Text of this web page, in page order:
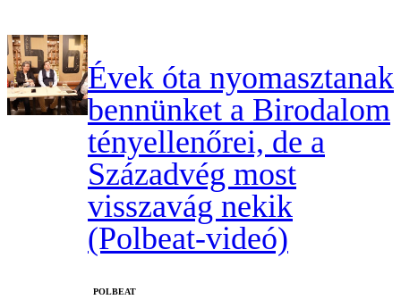
Évek óta nyomasztanak
bennünket a Birodalom
tényellenőrei, de a
Századvég most
visszavág nekik
(Polbeat-videó)
‎POLBEAT